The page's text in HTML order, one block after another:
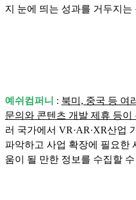
지 눈에 띄는 성과를 거두지는
예쉬컴퍼니 : 북미, 중국 등 여
문의와 콘텐츠 개발 제휴 등이
러 국가에서 VR·AR·XR산업
파악하고 사업 확장에 필요한
움이 될 만한 정보를 수집할